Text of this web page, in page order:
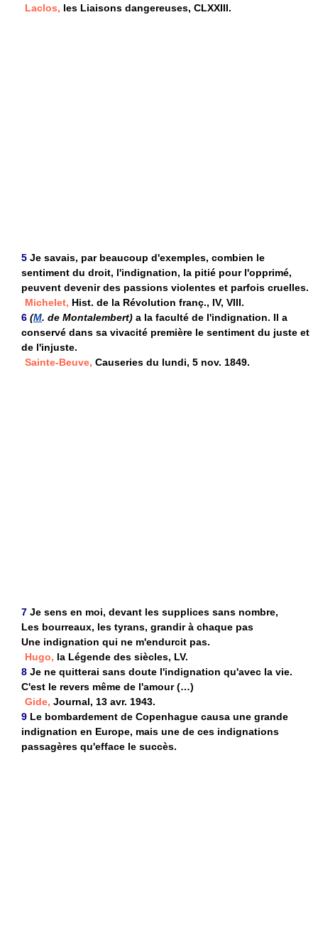
Laclos, les Liaisons dangereuses, CLXXIII.
5 Je savais, par beaucoup d'exemples, combien le
sentiment du droit, l'indignation, la pitié pour l'opprimé,
peuvent devenir des passions violentes et parfois cruelles.
Michelet, Hist. de la Révolution franç., IV, VIII.
6 (M. de Montalembert) a la faculté de l'indignation. Il a
conservé dans sa vivacité première le sentiment du juste et
de l'injuste.
Sainte-Beuve, Causeries du lundi, 5 nov. 1849.
7 Je sens en moi, devant les supplices sans nombre,
Les bourreaux, les tyrans, grandir à chaque pas
Une indignation qui ne m'endurcit pas.
Hugo, la Légende des siècles, LV.
8 Je ne quitterai sans doute l'indignation qu'avec la vie.
C'est le revers même de l'amour (…)
Gide, Journal, 13 avr. 1943.
9 Le bombardement de Copenhague causa une grande
indignation en Europe, mais une de ces indignations
passagères qu'efface le succès.